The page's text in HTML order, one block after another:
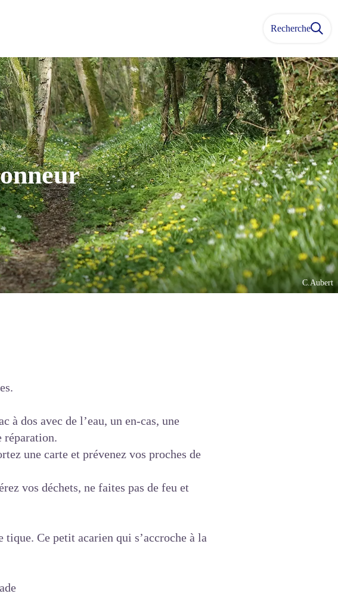
Recherche
C.Aubert
à dos avec de l’eau, un en-cas, une
réparation.
une carte et prévenez vos proches de
vos déchets, ne faites pas de feu et
Ce petit acarien qui s’accroche à la